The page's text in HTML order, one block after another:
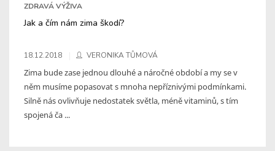
ZDRAVÁ VÝŽIVA
Jak a čím nám zima škodí?
18.12.2018 VERONIKA TŮMOVÁ
Zima bude zase jednou dlouhé a náročné období a my se v
něm musíme popasovat s mnoha nepříznivými podmínkami.
Silně nás ovlivňuje nedostatek světla, méně vitaminů, s tím
spojená ča ...